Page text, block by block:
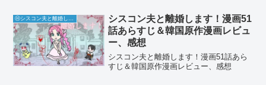
シスコン夫と離婚します！漫画51
話あらすじ＆韓国原作漫画レビュ
ー、感想
シスコン夫と離婚します！漫画51話あら
すじ＆韓国原作漫画レビュー、感想